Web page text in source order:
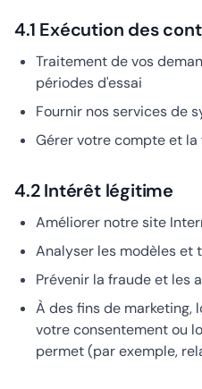
4.1 Exécution des
Traitement de vos
périodes d'essai
Fournir nos services de
Gérer votre compte et
4.2 Intérêt légitime
Améliorer notre site
Analyser les modèles et
Prévenir la fraude et les
À des fins de marketing,
votre consentement ou
permet (par exemple,